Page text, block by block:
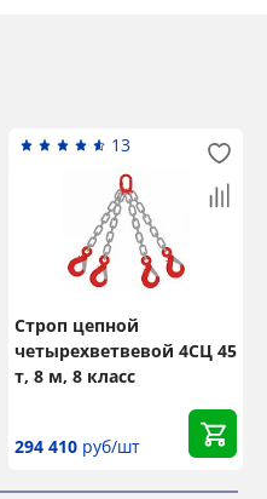
13
Строп цепной
четырехветвевой 4СЦ 45
т, 8 м, 8 класс
294 410 руб/шт